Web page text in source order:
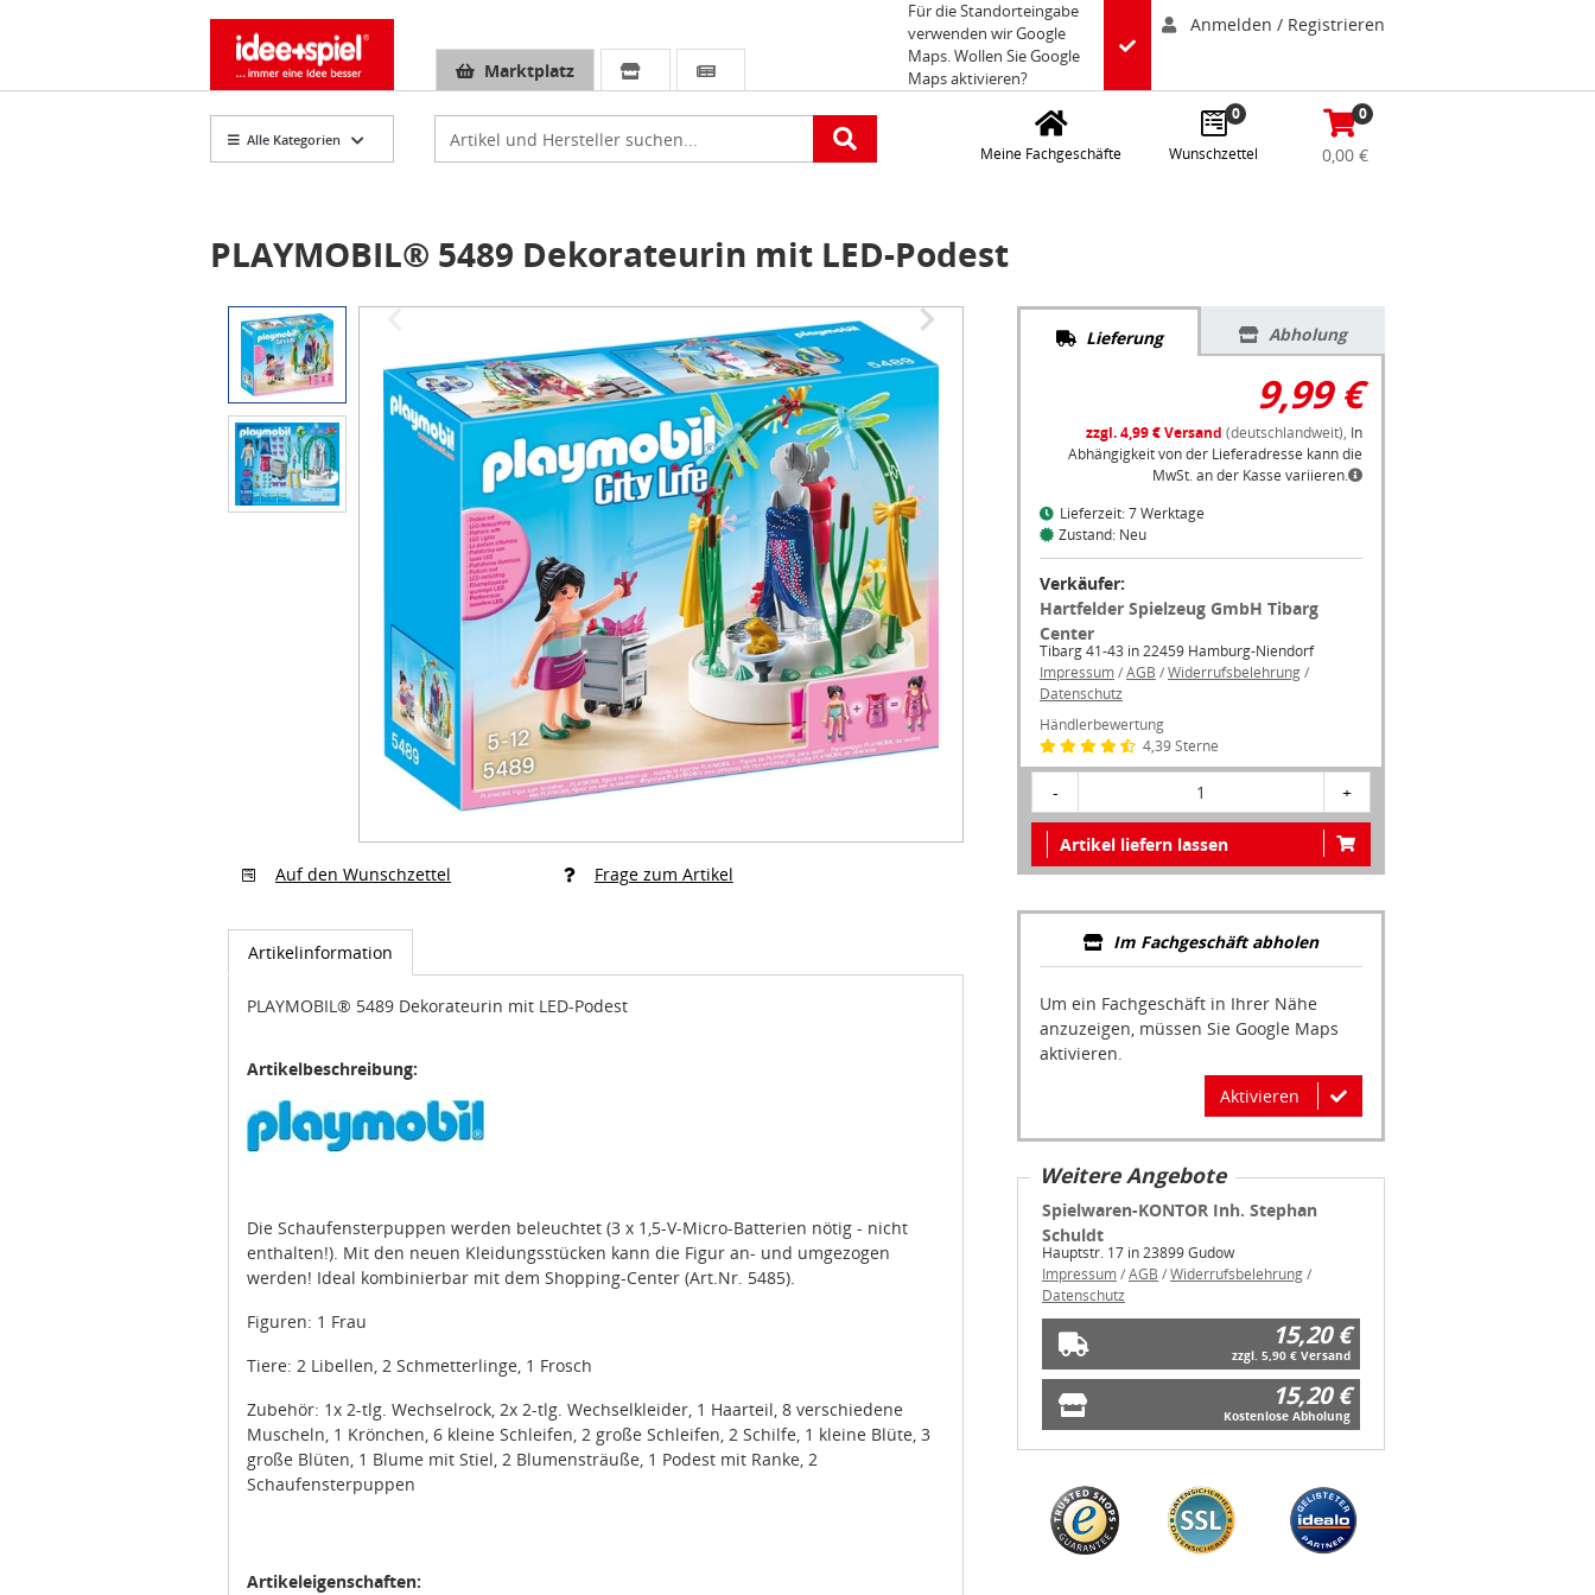
Marktplatz
Für die Standorteingabe
verwenden wir Google
Maps. Wollen Sie Google
Maps aktivieren?
Anmelden / Registrieren
Alle Kategorien
Meine Fachgeschäfte
0
Wunschzettel
0
0,00 €
PLAYMOBIL® 5489 Dekorateurin mit LED-Podest
Auf den Wunschzettel Frage zum Artikel
Artikelinformation
PLAYMOBIL® 5489 Dekorateurin mit LED-Podest
Artikelbeschreibung:
Die Schaufensterpuppen werden beleuchtet (3 x 1,5-V-Micro-Batterien nötig - nicht
enthalten!). Mit den neuen Kleidungsstücken kann die Figur an- und umgezogen
werden! Ideal kombinierbar mit dem Shopping-Center (Art.Nr. 5485).
Figuren: 1 Frau
Tiere: 2 Libellen, 2 Schmetterlinge, 1 Frosch
Zubehör: 1x 2-tlg. Wechselrock, 2x 2-tlg. Wechselkleider, 1 Haarteil, 8 verschiedene
Muscheln, 1 Krönchen, 6 kleine Schleifen, 2 große Schleifen, 2 Schilfe, 1 kleine Blüte, 3
große Blüten, 1 Blume mit Stiel, 2 Blumensträuße, 1 Podest mit Ranke, 2
Schaufensterpuppen
Artikeleigenschaften:
Lieferung Abholung
9,99 €
zzgl. 4,99 € Versand (deutschlandweit), In
Abhängigkeit von der Lieferadresse kann die
MwSt. an der Kasse variieren.
Lieferzeit: 7 Werktage
Zustand: Neu
Verkäufer:
Hartfelder Spielzeug GmbH Tibarg
Center
Tibarg 41-43 in 22459 Hamburg-Niendorf
Impressum/AGB /Widerrufsbelehrung/
Datenschutz
Händlerbewertung
4,39 Sterne
- 1 +
Artikel liefern lassen
Im Fachgeschäft abholen
Um ein Fachgeschäft in Ihrer Nähe
anzuzeigen, müssen Sie Google Maps
aktivieren.
Aktivieren
Weitere Angebote
Spielwaren-KONTOR Inh. Stephan
Schuldt
Hauptstr. 17 in 23899 Gudow
Impressum/AGB /Widerrufsbelehrung/
Datenschutz
15,20 €
zzgl. 5,90 € Versand
15,20 €
Kostenlose Abholung